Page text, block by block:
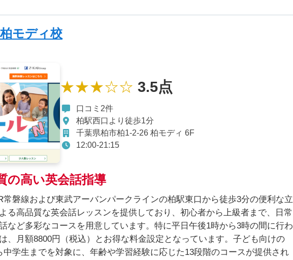
モディ校
★★★☆☆ 3.5点
口コミ2件
柏駅西口より徒歩1分
千葉県柏市柏1-2-26 柏モディ 6F
12:00-21:15
の高い英会話指導
磐線および東武アーバンパークラインの柏駅東口から徒歩3分の便利な立
る高品質な英会話レッスンを提供しており、初心者から上級者まで、日常
など多彩なコースを用意しています。特に平日午後1時から3時の間に行わ
、月額8800円（税込）とお得な料金設定となっています。子ども向けの
学生までを対象に、年齢や学習経験に応じた13段階のコースが提供され